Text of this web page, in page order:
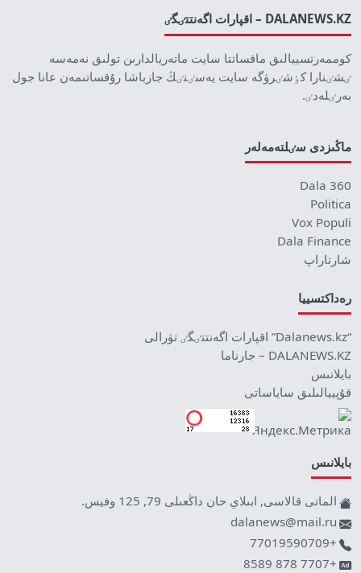
DALANEWS.KZ – اقپارات اگەنتتٸگٸ
كوممەرتسييالىق ماقساتتا سايت ماتەريالدارىن تولىق نەمەسە
ٸشٸنارا كٶشٸرۋگە سايت يەسٸنٸڭ جازباشا رۇقساتىمەن عانا جول
بەرٸلەدٸ.
ماڭىزدى سٸلتەمەلەر
Dala 360
Politica
Vox Populi
Dala Finance
شارتاراپ
رەداكتسييا
“Dalanews.kz” اقپارات اگەنتتٸگٸ تۋرالى
DALANEWS.KZ – جارناما
بايلانىس
قۇپييالىلىق ساياساتى
بايلانىس
الماتى قالاسى, ابىلاي حان داڭعىلى 79, 125 وفيس.
dalanews@mail.ru
+77019590709
+7707 878 8589